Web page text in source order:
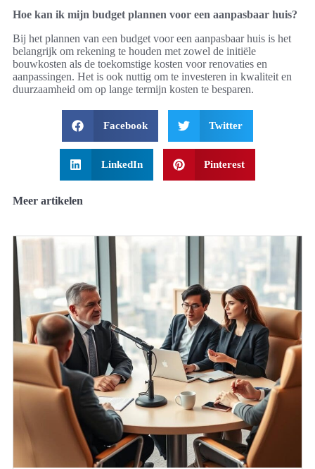
Hoe kan ik mijn budget plannen voor een aanpasbaar huis?
Bij het plannen van een budget voor een aanpasbaar huis is het
belangrijk om rekening te houden met zowel de initiële
bouwkosten als de toekomstige kosten voor renovaties en
aanpassingen. Het is ook nuttig om te investeren in kwaliteit en
duurzaamheid om op lange termijn kosten te besparen.
Facebook Twitter
LinkedIn Pinterest
Meer artikelen